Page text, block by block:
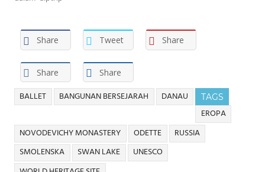
Share Tweet Share
Share Share
TAGS
BALLET BANGUNAN BERSEJARAH
DANAU
EROPA
NOVODEVICHY MONASTERY
ODETTE
RUSSIA
SMOLENSKA
SWAN LAKE
UNESCO